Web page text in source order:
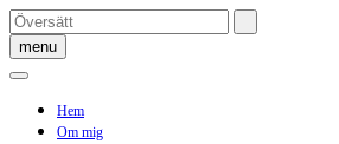
Skip
to
content
menu
Hem
Om mig